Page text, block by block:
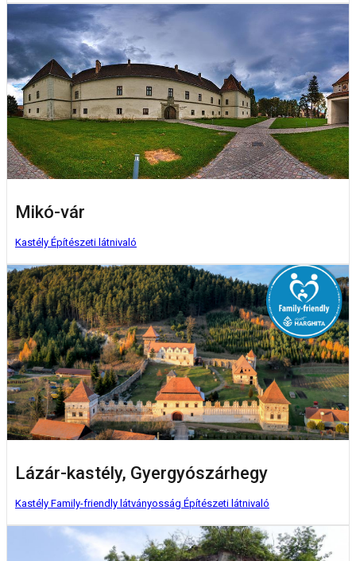
Mikó-vár
Kastély Építészeti látnivaló
Lázár-kastély, Gyergyószárhegy
Kastély Family-friendly látványosság Építészeti látnivaló